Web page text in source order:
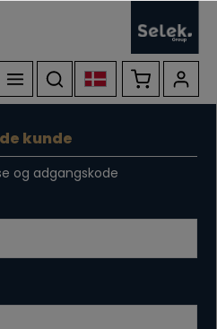
kunde
og adgangskode